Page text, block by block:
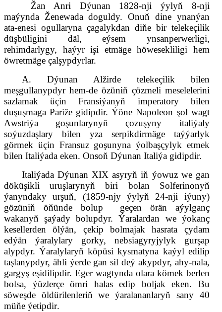
Žan Anri Dýunan 1828-nji ýylyň 8-nji
maýynda Ženewada doguldy. Onuň dine ynanýan
ata-enesi ogullaryna çagalykdan diňe bir telekeçilik
düşbüligini däl, eýsem ynsanperwerligi,
rehimdarlygy, haýyr işi etmäge höwesekliligi hem
öwretmäge çalşypdyrlar.
A. Dýunan Alžirde telekeçilik bilen
meşgullanypdyr hem-de özüniň çözmeli meselelerini
sazlamak üçin Fransiýanyň imperatory bilen
duşuşmaga Pariže gidipdir. Ýöne Napoleon şol wagt
Awstriýa goşunlarynyň çozuşyny italiýaly
soýuzdaşlary bilen yza serpikdirmäge taýýarlyk
görmek üçin Fransuz goşunyna ýolbaşçylyk etmek
bilen Italiýada eken. Onsoň Dýunan Italiýa gidipdir.
Italiýada Dýunan XIX asyryň iň ýowuz we gan
döküşikli uruşlarynyň biri bolan Solferinonyň
ýanyndaky urşuň, (1859-njy ýylyň 24-nji iýuny)
gözüniň öňünde bolup
geçen örän aýylganç
wakanyň şaýady bolupdyr. Ýaralardan we ýokanç
kesellerden ölýän, çekip bolmajak hasrata çydam
edýän ýaralylary gorky, nebsiagyryjylyk gurşap
alypdyr. Ýaralylaryň köpüsi kysmatyna kaýyl edilip
taşlanypdyr, ähli ýerde gan sil deý akypdyr, ahy-nala,
gargyş eşidilipdir. Eger wagtynda olara kömek berlen
bolsa, ýüzlerçe ömri halas edip boljak eken. Bu
söweşde öldürilenleriň we ýaralananlaryň sany 40
müňe ýetipdir.